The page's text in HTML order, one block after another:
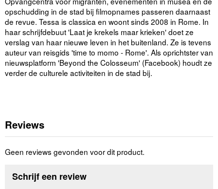
opschudding in de stad bij filmopnames passeren daarnaast
de revue. Tessa is classica en woont sinds 2008 in Rome. In
haar schrijfdebuut 'Laat je krekels maar krieken' doet ze
verslag van haar nieuwe leven in het buitenland. Ze is tevens
auteur van reisgids 'time to momo - Rome'. Als oprichtster van
nieuwsplatform 'Beyond the Colosseum' (Facebook) houdt ze
verder de culturele activiteiten in de stad bij.
Reviews
Geen reviews gevonden voor dit product.
Schrijf een review